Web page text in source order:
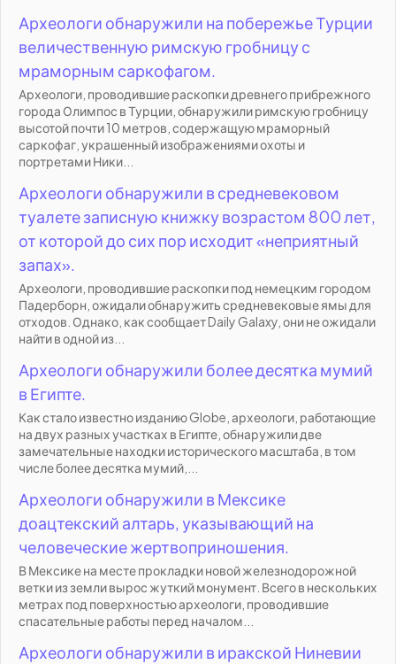
Археологи обнаружили на побережье Турции
величественную римскую гробницу с
мраморным саркофагом.
Археологи, проводившие раскопки древнего прибрежного
города Олимпос в Турции, обнаружили римскую гробницу
высотой почти 10 метров, содержащую мраморный
саркофаг, украшенный изображениями охоты и
портретами Ники...
Археологи обнаружили в средневековом
туалете записную книжку возрастом 800 лет,
от которой до сих пор исходит «неприятный
запах».
Археологи, проводившие раскопки под немецким городом
Падерборн, ожидали обнаружить средневековые ямы для
отходов. Однако, как сообщает Daily Galaxy, они не ожидали
найти в одной из...
Археологи обнаружили более десятка мумий
в Египте.
Как стало известно изданию Globe, археологи, работающие
на двух разных участках в Египте, обнаружили две
замечательные находки исторического масштаба, в том
числе более десятка мумий,...
Археологи обнаружили в Мексике
доацтекский алтарь, указывающий на
человеческие жертвоприношения.
В Мексике на месте прокладки новой железнодорожной
ветки из земли вырос жуткий монумент. Всего в нескольких
метрах под поверхностью археологи, проводившие
спасательные работы перед началом...
Археологи обнаружили в иракской Ниневии